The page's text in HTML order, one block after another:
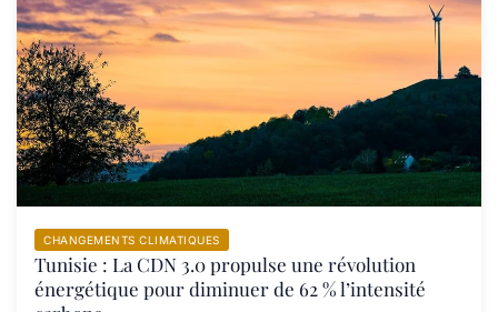
CHANGEMENTS CLIMATIQUES
Tunisie : La CDN 3.0 propulse une révolution
énergétique pour diminuer de 62 % l’intensité